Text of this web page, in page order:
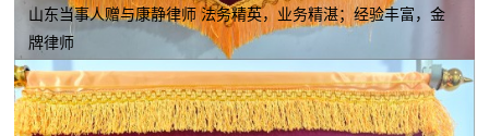
山东当事人赠与康静律师 法务精英，业务精湛；经验丰富，金
牌律师